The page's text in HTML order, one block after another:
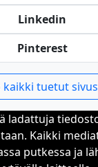
Linkedin
Pinterest
kaikki tuetut
ladattuja
Kaikki
putkessa ja